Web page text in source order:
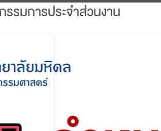
รมการประจำส่วนงาน